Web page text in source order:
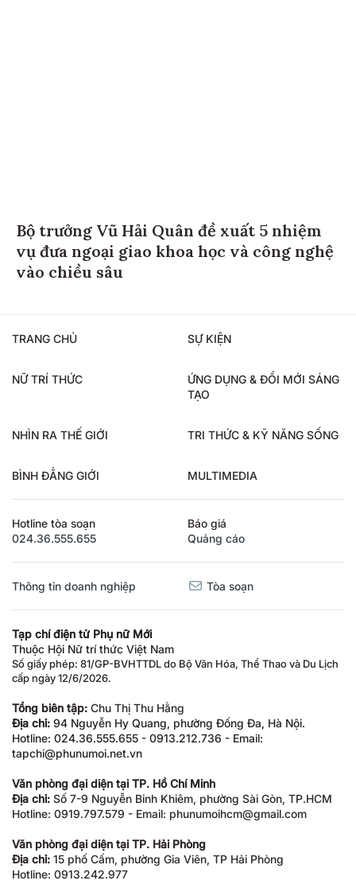
Bộ trưởng Vũ Hải Quân đề xuất 5 nhiệm
vụ đưa ngoại giao khoa học và công nghệ
vào chiều sâu
TRANG CHỦ SỰ KIỆN
NỮ TRÍ THỨC
ỨNG DỤNG & ĐỔI MỚI SÁNG
TẠO
NHÌN RA THẾ GIỚI TRI THỨC & KỸ NĂNG SỐNG
BÌNH ĐẲNG GIỚI MULTIMEDIA
Hotline tòa soạn
024.36.555.655
Báo giá
Quảng cáo
Thông tin doanh nghiệp Tòa soạn
Tạp chí điện tử Phụ nữ Mới
Thuộc Hội Nữ trí thức Việt Nam
Số giấy phép: 81/GP-BVHTTDL do Bộ Văn Hóa, Thể Thao và Du Lịch
cấp ngày 12/6/2026.
Tổng biên tập: Chu Thị Thu Hằng
Địa chỉ: 94 Nguyễn Hy Quang, phường Đống Đa, Hà Nội.
Hotline: 024.36.555.655 - 0913.212.736 - Email:
tapchi@phunumoi.net.vn
Văn phòng đại diện tại TP. Hồ Chí Minh
Địa chỉ: Số 7-9 Nguyễn Bỉnh Khiêm, phường Sài Gòn, TP.HCM
Hotline: 0919.797.579 - Email: phunumoihcm@gmail.com
Văn phòng đại diện tại TP. Hải Phòng
Địa chỉ: 15 phố Cấm, phường Gia Viên, TP Hải Phòng
Hotline: 0913.242.977